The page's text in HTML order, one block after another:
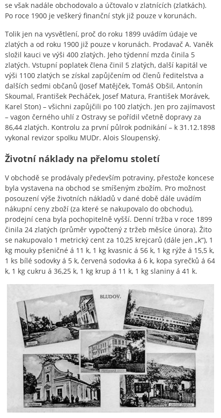
se však nadále obchodovalo a účtovalo v zlatnících (zlatkách).
Po roce 1900 je veškerý finanční styk již pouze v korunách.
Tolik jen na vysvětlení, proč do roku 1899 uvádím údaje ve
zlatých a od roku 1900 již pouze v korunách. Prodavač A. Vaněk
složil kauci ve výši 400 zlatých. Jeho týdenní mzda činila 5
zlatých. Vstupní poplatek člena činil 5 zlatých, další kapitál ve
výši 1100 zlatých se získal zapůjčením od členů ředitelstva a
dalších sedmi občanů (Josef Matějček, Tomáš Obšil, Antonín
Skoumal, František Pecháček, Josef Matura, František Morávek,
Karel Ston) – všichni zapůjčili po 100 zlatých. Jen pro zajímavost
– vagon černého uhlí z Ostravy se pořídil včetně dopravy za
86,44 zlatých. Kontrolu za první půlrok podnikání – k 31.12.1898
vykonal revizor spolku MUDr. Alois Sloupenský.
Životní náklady na přelomu století
V obchodě se prodávaly především potraviny, přestože koncese
byla vystavena na obchod se smíšeným zbožím. Pro možnost
posouzení výše životních nákladů v dané době dále uvádím
nákupní ceny zboží (za které se nakupovalo do obchodu),
prodejní cena byla pochopitelně vyšší. Denní tržba v roce 1899
činila 24 zlatých (průměr vypočtený z tržeb měsíce února). Žito
se nakupovalo 1 metrický cent za 10,25 krejcarů (dále jen „k“), 1
kg mouky pšeničné á 11 k, 1 kg kvasnic á 56 k, 1 kg rýže á 15,5 k,
1 ks bílé sodovky á 5 k, červená sodovka á 6 k, kopa syrečků á 64
k, 1 kg cukru á 36,25 k, 1 kg krup á 11 k, 1 kg slaniny á 41 k.